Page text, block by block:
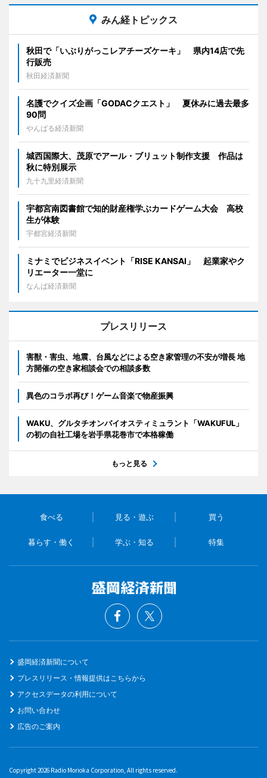
みん経トピックス
秋田で「いぶりがっこレアチーズケーキ」 県内14店で先
行販売
秋田経済新聞
名護でクイズ企画「GODACクエスト」 夏休みに過去最多
90問
やんばる経済新聞
城西国際大、茂原でアール・ブリュット制作支援 作品は
秋に特別展示
九十九里経済新聞
宇都宮南図書館で知的財産権学ぶカードゲーム大会 高校
生が体験
宇都宮経済新聞
ミナミでビジネスイベント「RISE KANSAI」 起業家やク
リエーター一堂に
なんば経済新聞
プレスリリース
害獣・害虫、地震、台風などによる空き家管理の不安が増長 地
方開催の空き家相談会での相談多数
異色のコラボ再び！ゲーム音楽で物産振興
WAKU、グルタチオンバイオスティミュラント「WAKUFUL」
の初の自社工場を岩手県花巻市で本格稼働
もっと見る
食べる 見る・遊ぶ 買う
暮らす・働く 学ぶ・知る 特集
盛岡経済新聞について
プレスリリース・情報提供はこちらから
アクセスデータの利用について
お問い合わせ
広告のご案内
Copyright 2026 Radio Morioka Corporation, All rights reserved.